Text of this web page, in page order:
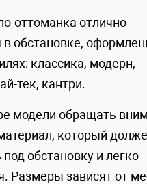
оттоманка отлично
в обстановке,
классика, модерн,
тек, кантри.
модели обращать
который
под обстановку и легко
Размеры зависят от